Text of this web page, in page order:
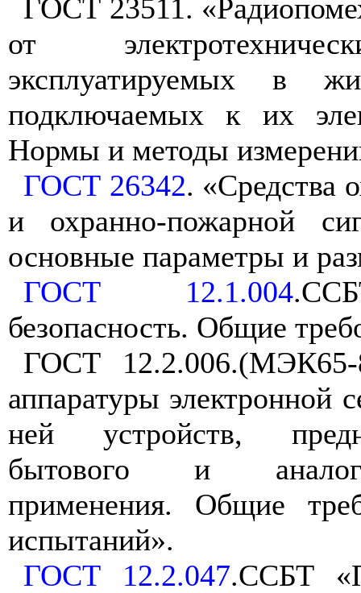
ГОСТ 23511.
от
эксплуатируемых в
подключаемых к их
Нормы и методы
ГОСТ 26342. «Средства
и охранно-пожарной
основные параметры и
ГОСТ 12.1.004
безопасность. Общие
ГОСТ 12.2.006.(МЭК65-
аппаратуры электронной
ней устройств,
бытового и
применения. Общие
испытаний».
ГОСТ 12.2.047.ССБТ